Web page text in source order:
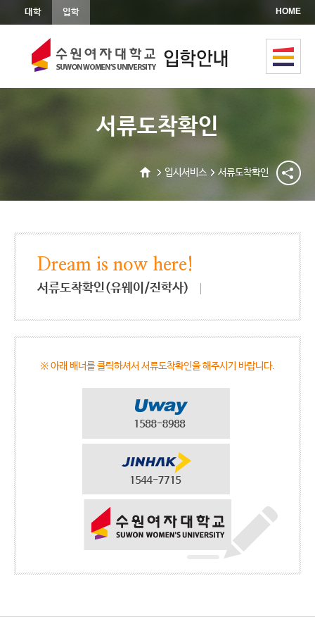
상단메뉴바로가기
본문바로가기
대학 입학 HOME
서류도착확인
입시서비스 서류도착확인
Dream is now here!
서류도착확인(유웨이/진학사)
※ 아래 배너를 클릭하셔서 서류도착확인을 해주시기 바랍니다.